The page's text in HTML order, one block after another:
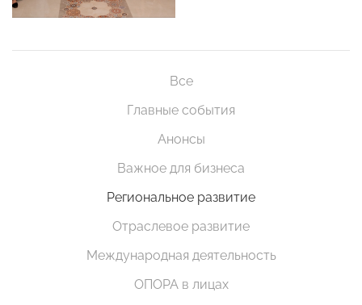
Все
Главные события
Анонсы
Важное для бизнеса
Региональное развитие
Отраслевое развитие
Международная деятельность
ОПОРА в лицах